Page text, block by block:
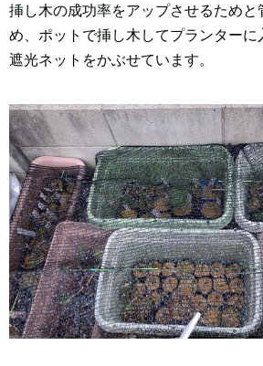
挿し木の成功率をアップさせるためと
め、ポットで挿し木してプランターに
遮光ネットをかぶせています。